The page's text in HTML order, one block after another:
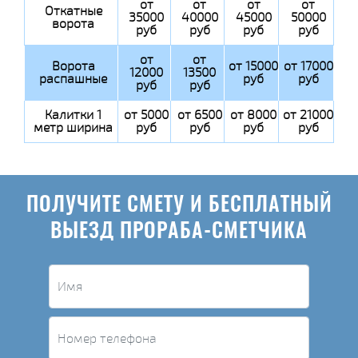
Откатные
ворота
от
35000
руб
от
40000
руб
от
45000
руб
от
50000
руб
Ворота
распашные
от
12000
руб
от
13500
руб
от 15000
руб
от 17000
руб
Калитки 1
метр ширина
от 5000
руб
от 6500
руб
от 8000
руб
от 21000
руб
ПОЛУЧИТЕ СМЕТУ И БЕСПЛАТНЫЙ
ВЫЕЗД ПРОРАБА-СМЕТЧИКА